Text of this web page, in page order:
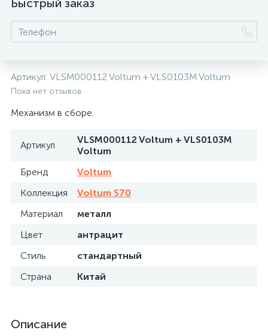
Быстрый заказ
Артикул: VLSM000112 Voltum + VLS0103M Voltum
Пока нет отзывов
Механизм в сборе.
Артикул
VLSM000112 Voltum + VLS0103M
Voltum
Бренд
Voltum
Коллекция
Voltum S70
Материал
металл
Цвет
антрацит
Стиль
стандартный
Страна
Китай
Описание